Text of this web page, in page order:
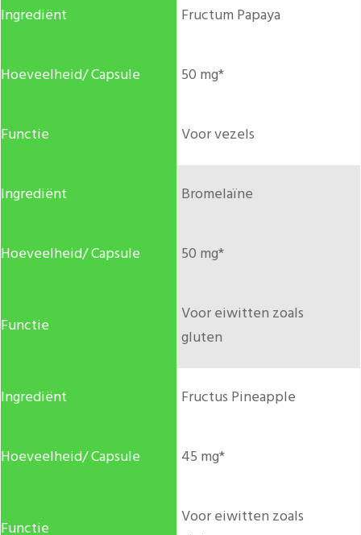
Fructum Papaya
50 mg*
Voor vezels
Bromelaïne
50 mg*
Voor eiwitten zoals
gluten
Fructus Pineapple
45 mg*
Voor eiwitten zoals